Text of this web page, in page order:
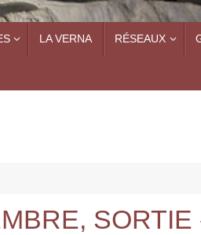
LA VERNA RÉSEAUX